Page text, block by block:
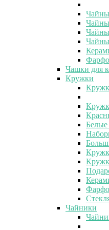
Чашки для
Кружки
Чайники